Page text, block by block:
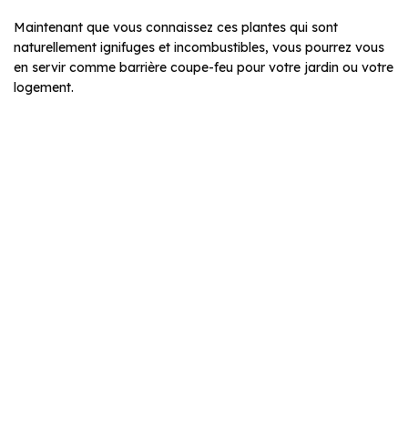
Maintenant que vous connaissez ces plantes qui sont
naturellement ignifuges et incombustibles, vous pourrez vous
en servir comme barrière coupe-feu pour votre jardin ou votre
logement.